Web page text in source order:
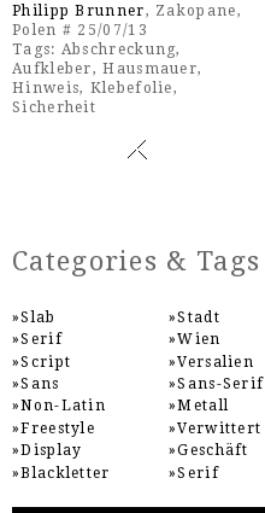
Philipp Brunner, Zakopane,
Polen # 25/07/13
Tags: Abschreckung,
Aufkleber,Hausmauer,
Hinweis, Klebefolie,
Sicherheit
Categories & Tags
Slab
Serif
Script
Sans
Non-Latin
Freestyle
Display
Blackletter
Stadt
Wien
Versalien
Sans-Serif
Metall
Verwittert
Geschäft
Serif